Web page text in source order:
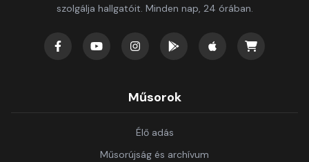
szolgálja hallgatóit. Minden nap, 24 órában.
Műsorok
Élő adás
Műsorújság és archívum